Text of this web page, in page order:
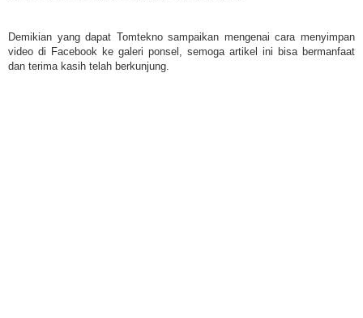
Demikian yang dapat Tomtekno sampaikan mengenai cara menyimpan
video di Facebook ke galeri ponsel, semoga artikel ini bisa bermanfaat
dan terima kasih telah berkunjung.